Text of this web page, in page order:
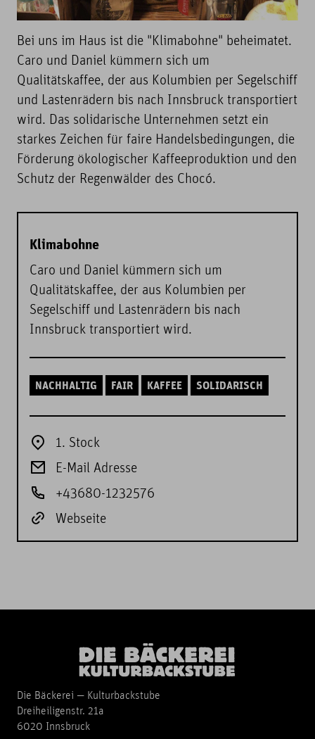
Bei uns im Haus ist die "Klimabohne" beheimatet.
Caro und Daniel kümmern sich um
Qualitätskaffee, der aus Kolumbien per Segelschiff
und Lastenrädern bis nach Innsbruck transportiert
wird. Das solidarische Unternehmen setzt ein
starkes Zeichen für faire Handelsbedingungen, die
Förderung ökologischer Kaffeeproduktion und den
Schutz der Regenwälder des Chocó.
Klimabohne
Caro und Daniel kümmern sich um
Qualitätskaffee, der aus Kolumbien per
Segelschiff und Lastenrädern bis nach
Innsbruck transportiert wird.
NACHHALTIG FAIR KAFFEE SOLIDARISCH
1. Stock
E-Mail Adresse
+43680-1232576
Webseite
Die Bäckerei — Kulturbackstube
Dreiheiligenstr. 21a
6020 Innsbruck